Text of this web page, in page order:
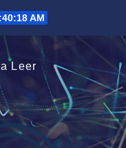
AM
Leer